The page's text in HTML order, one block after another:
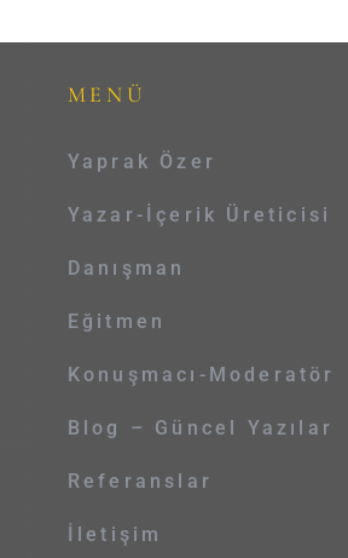
MENÜ
Yaprak Özer
Yazar-İçerik Üreticisi
Danışman
Eğitmen
Konuşmacı-Moderatör
Blog – Güncel Yazılar
Referanslar
İletişim